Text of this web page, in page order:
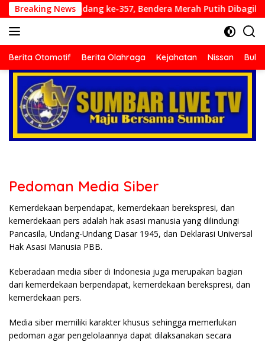
Langsung
ke
konten
Breaking News
Gowes HJK Padang ke-357, Bendera Merah Putih
dari
berbagai
sumber
di
indonesia
baik
dari
mapun
budaya
serta
berita
terbaru
lainnya
sumbar
tv
live
Berita Otomotif Berita Olahraga Kejahatan Nissan
Pedoman Media Siber
Kemerdekaan berpendapat, kemerdekaan berekspresi, dan
kemerdekaan pers adalah hak asasi manusia yang dilindungi
Pancasila, Undang-Undang Dasar 1945, dan Deklarasi Universal
Hak Asasi Manusia PBB.
Keberadaan media siber di Indonesia juga merupakan bagian
dari kemerdekaan berpendapat, kemerdekaan berekspresi, dan
kemerdekaan pers.
Media siber memiliki karakter khusus sehingga memerlukan
pedoman agar pengelolaannya dapat dilaksanakan secara